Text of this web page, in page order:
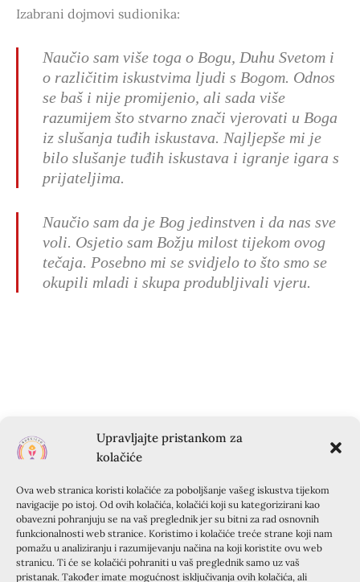
Upravljajte pristankom za
kolačiće
Ova web stranica koristi kolačiće za poboljšanje vašeg iskustva tijekom
navigacije po istoj. Od ovih kolačića, kolačići koji su kategorizirani kao
obavezni pohranjuju se na vaš preglednik jer su bitni za rad osnovnih
funkcionalnosti web stranice. Koristimo i kolačiće treće strane koji nam
pomažu u analiziranju i razumijevanju načina na koji koristite ovu web
stranicu. Ti će se kolačići pohraniti u vaš preglednik samo uz vaš
pristanak. Također imate mogućnost isključivanja ovih kolačića, ali
Izabrani dojmovi sudionika:
Naučio sam više toga o Bogu, Duhu Svetom i
o različitim iskustvima ljudi s Bogom. Odnos
se baš i nije promijenio, ali sada više
razumijem što stvarno znači vjerovati u Boga
iz slušanja tuđih iskustava. Najljepše mi je
bilo slušanje tuđih iskustava i igranje igara s
prijateljima.
Naučio sam da je Bog jedinstven i da nas sve
voli. Osjetio sam Božju milost tijekom ovog
tečaja. Posebno mi se svidjelo to što smo se
okupili mladi i skupa produbljivali vjeru.